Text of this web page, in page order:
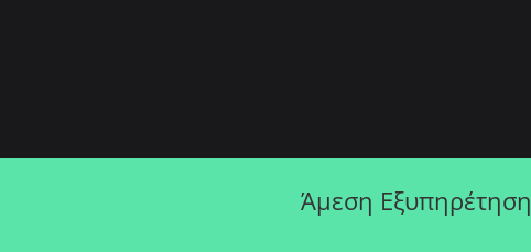
Άμεση Εξυπηρέτηση